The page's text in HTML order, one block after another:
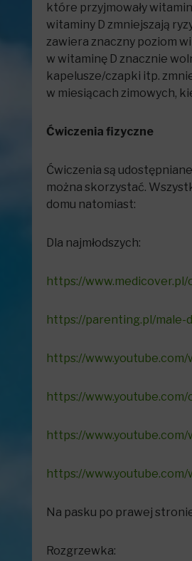
które przyjmowały
witaminy D zmniejszają
zawiera znaczny poziom
w witaminę D znacznie
kapelusze/czapki itp.
w miesiącach zimowych,
Ćwiczenia fizyczne
Ćwiczenia są
można skorzystać.
domu natomiast:
Dla najmłodszych:
https://
https://parenting.pl/male-
https://
https://
https://
https://
Na pasku po prawej
Rozgrzewka: